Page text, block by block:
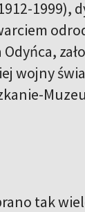
1999),
wojny
tak